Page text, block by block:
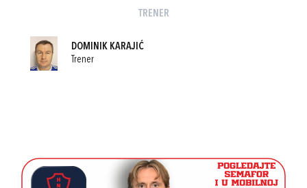
TRENER
DOMINIK KARAJIĆ
Trener